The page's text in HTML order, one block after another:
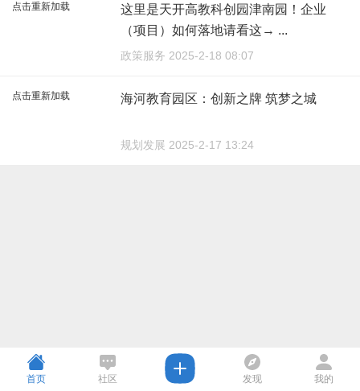
点击重新加载
这里是天开高教科创园津南园！企业
（项目）如何落地请看这→ ...
政策服务 2025-2-18 08:07
点击重新加载 海河教育园区：创新之牌 筑梦之城
规划发展 2025-2-17 13:24
首页 社区 发现 我的